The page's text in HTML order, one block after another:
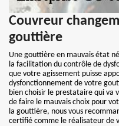
Couvreur
gouttière
Une gouttière en mauvais état
la facilitation du contrôle de
que votre agissement puisse
dysfonctionnement de votre
bien choisir le prestataire qui va
de faire le mauvais choix pour
la gouttière, nous vous
certifié comme le réalisateur de